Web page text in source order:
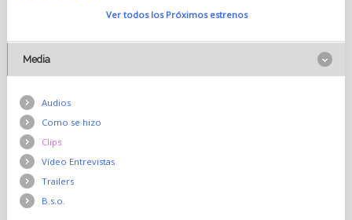
Ver todos los Próximos estrenos
Media
Audios
Como se hizo
Clips
Vídeo Entrevistas
Trailers
B.s.o.